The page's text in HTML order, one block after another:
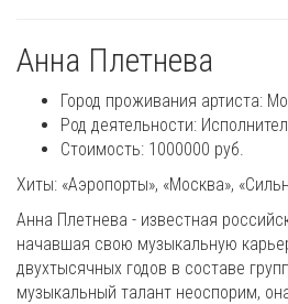
Анна Плетнева
Город проживания артиста:
Род деятельности:
Стоимость: 1000000 руб.
Хиты: «Аэропорты», «Москва»,
Анна Плетнева - известная
начавшая свою музыкальную
двухтысячных годов в составе
музыкальный талант неоспорим,